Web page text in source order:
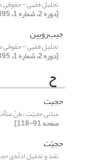
تحلیل فقهی - حقوقی مجازات
[دوره 2، شماره 1، 1395، صفحه 9-33]
جیب‌رویین
تحلیل فقهی - حقوقی مجازات
[دوره 2، شماره 1، 1395، صفحه 9-33]
ح
حجیت
مبانی حجیّت «ظنّ
صفحه 91-118]
حجیّت
نقد و تحلیل ادلّه‌ی